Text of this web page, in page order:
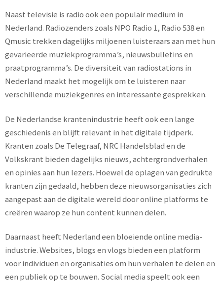
Naast televisie is radio ook een populair medium in
Nederland. Radiozenders zoals NPO Radio 1, Radio 538 en
Qmusic trekken dagelijks miljoenen luisteraars aan met hun
gevarieerde muziekprogramma’s, nieuwsbulletins en
praatprogramma’s. De diversiteit van radiostations in
Nederland maakt het mogelijk om te luisteren naar
verschillende muziekgenres en interessante gesprekken.
De Nederlandse krantenindustrie heeft ook een lange
geschiedenis en blijft relevant in het digitale tijdperk.
Kranten zoals De Telegraaf, NRC Handelsblad en de
Volkskrant bieden dagelijks nieuws, achtergrondverhalen
en opinies aan hun lezers. Hoewel de oplagen van gedrukte
kranten zijn gedaald, hebben deze nieuwsorganisaties zich
aangepast aan de digitale wereld door online platforms te
creëren waarop ze hun content kunnen delen.
Daarnaast heeft Nederland een bloeiende online media-
industrie. Websites, blogs en vlogs bieden een platform
voor individuen en organisaties om hun verhalen te delen en
een publiek op te bouwen. Social media speelt ook een